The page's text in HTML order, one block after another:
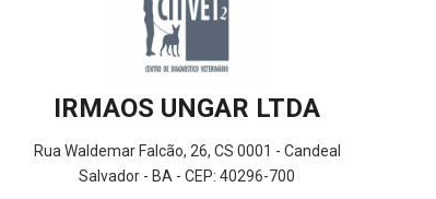
IRMAOS UNGAR LTDA
Rua Waldemar Falcão, 26, CS 0001 - Candeal
Salvador - BA - CEP: 40296-700